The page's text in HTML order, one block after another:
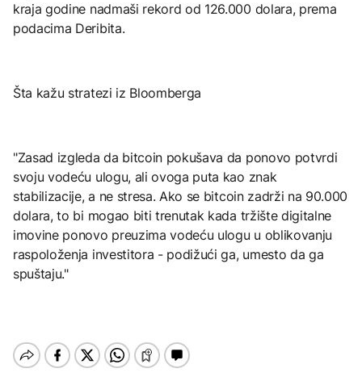
kraja godine nadmaši rekord od 126.000 dolara, prema
podacima Deribita.
Šta kažu stratezi iz Bloomberga
"Zasad izgleda da bitcoin pokušava da ponovo potvrdi
svoju vodeću ulogu, ali ovoga puta kao znak
stabilizacije, a ne stresa. Ako se bitcoin zadrži na 90.000
dolara, to bi mogao biti trenutak kada tržište digitalne
imovine ponovo preuzima vodeću ulogu u oblikovanju
raspoloženja investitora - podižući ga, umesto da ga
spuštaju."